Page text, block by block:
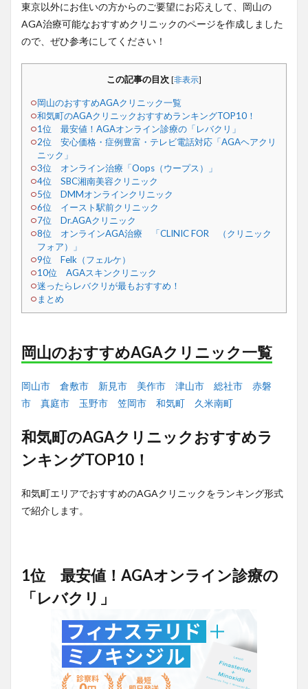
東京以外にお住いの方からのご要望にお応えして、岡山の
AGA治療可能なおすすめクリニックのページを作成しました
ので、ぜひ参考にしてください！
この記事の目次 [非表示]
岡山のおすすめAGAクリニック一覧
和気町のAGAクリニックおすすめランキングTOP10！
1位 最安値！AGAオンライン診療の「レバクリ」
2位 安心価格・症例豊富・テレビ電話対応「AGAヘアクリ
ニック」
3位 オンライン治療「Oops（ウープス）」
4位 SBC湘南美容クリニック
5位 DMMオンラインクリニック
6位 イースト駅前クリニック
7位 Dr.AGAクリニック
8位 オンラインAGA治療 「CLINIC FOR （クリニック
フォア）」
9位 Felk（フェルケ）
10位 AGAスキンクリニック
迷ったらレバクリが最もおすすめ！
まとめ
岡山のおすすめAGAクリニック一覧
岡山市 倉敷市 新見市 美作市 津山市 総社市
赤磐
市
真庭市 玉野市 笠岡市 和気町 久米南町
和気町のAGAクリニックおすすめラ
ンキングTOP10！
和気町エリアでおすすめのAGAクリニックをランキング形式
で紹介します。
1位 最安値！AGAオンライン診療の
「レバクリ」